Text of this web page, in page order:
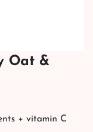
Oat &
+ vitamin C